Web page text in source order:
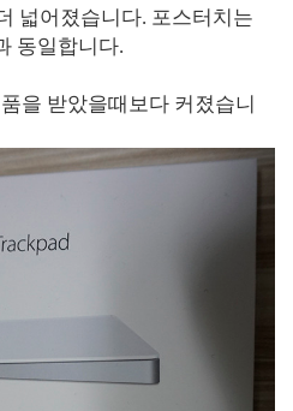
넓어졌습니다. 포스터치는
동일합니다.
을 받았을때보다 커졌습니